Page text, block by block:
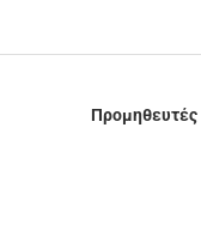
Προμηθευτές